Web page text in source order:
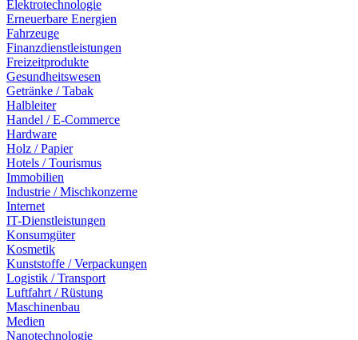
Elektrotechnologie
Erneuerbare Energien
Fahrzeuge
Finanzdienstleistungen
Freizeitprodukte
Gesundheitswesen
Getränke / Tabak
Halbleiter
Handel / E-Commerce
Hardware
Holz / Papier
Hotels / Tourismus
Immobilien
Industrie / Mischkonzerne
Internet
IT-Dienstleistungen
Konsumgüter
Kosmetik
Kunststoffe / Verpackungen
Logistik / Transport
Luftfahrt / Rüstung
Maschinenbau
Medien
Nanotechnologie